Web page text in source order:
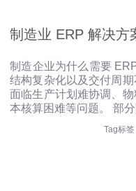
制造业 ERP 解决方
财务管理
制造企业为什么需要
结构复杂化以及交付周
面临生产计划难协调、
本核算困难等问题。 部分
Tag标